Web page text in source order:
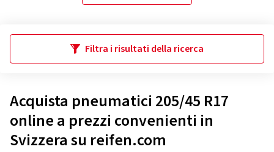
Filtra i risultati della ricerca
Acquista pneumatici 205/45 R17
online a prezzi convenienti in
Svizzera su reifen.com